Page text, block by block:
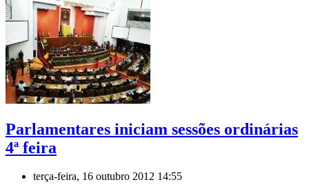
Parlamentares iniciam sessões ordinárias
4ª feira
terça-feira, 16 outubro 2012 14:55